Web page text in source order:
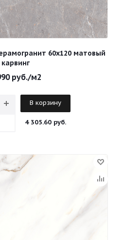
60х120 матовый
карвинг
руб./м2
В корзину
4 305.60 руб.